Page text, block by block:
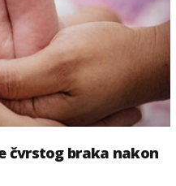
čvrstog braka nakon